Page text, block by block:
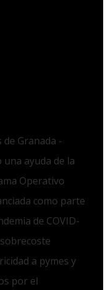
de Granada -
una ayuda de la
Operativo
como parte
de COVID-
a pymes y
por el